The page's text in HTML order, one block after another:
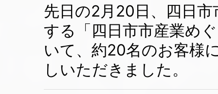
先日の2月20日、四日
する「四日市市産業め
いて、約20名のお客様
しいただきました。